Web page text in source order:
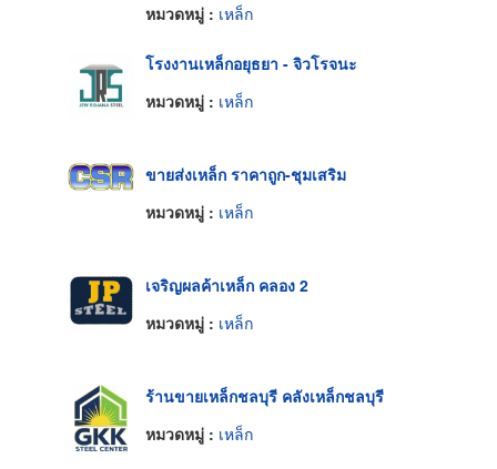
หมวดหมู่ : เหล็ก
โรงงานเหล็กอยุธยา - จิวโรจนะ
หมวดหมู่ : เหล็ก
ขายส่งเหล็ก ราคาถูก-ชุมเสริม
หมวดหมู่ : เหล็ก
เจริญผลค้าเหล็ก คลอง 2
หมวดหมู่ : เหล็ก
ร้านขายเหล็กชลบุรี คลังเหล็กชลบุรี
หมวดหมู่ : เหล็ก